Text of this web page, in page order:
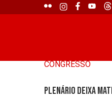
CONGRESSO
Plenário deixa